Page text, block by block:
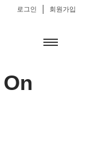
로그인 회원가입